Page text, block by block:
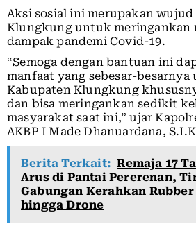
Aksi sosial ini merupakan
Klungkung untuk meringankan
dampak pandemi Covid-19.
“Semoga dengan bantuan ini
manfaat yang sebesar-
Kabupaten Klungkung
dan bisa meringankan sedikit
masyarakat saat ini,” ujar
AKBP I Made Dhanuardana,
Berita Terkait: Remaja 17
Arus di Pantai Pererenan,
Gabungan Kerahkan
hingga Drone